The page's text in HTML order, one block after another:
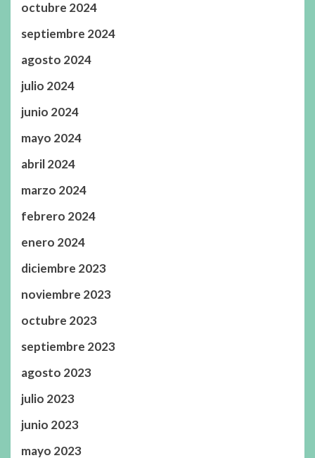
octubre 2024
septiembre 2024
agosto 2024
julio 2024
junio 2024
mayo 2024
abril 2024
marzo 2024
febrero 2024
enero 2024
diciembre 2023
noviembre 2023
octubre 2023
septiembre 2023
agosto 2023
julio 2023
junio 2023
mayo 2023